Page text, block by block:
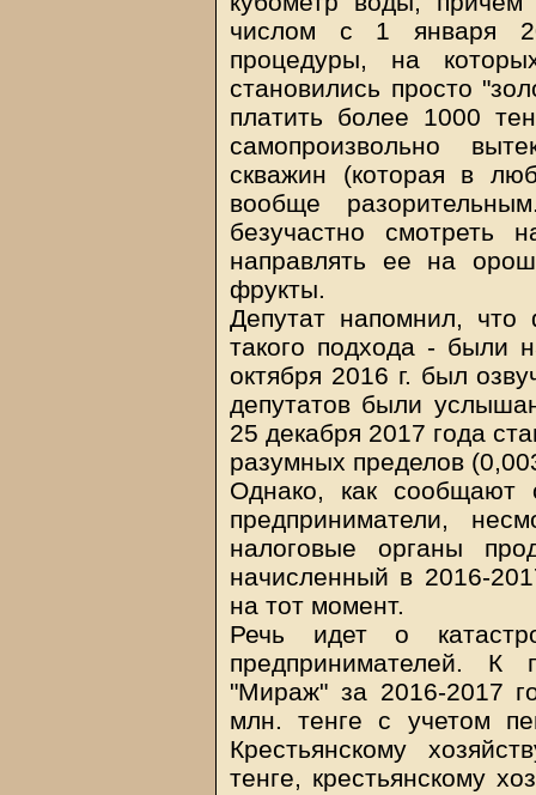
числом с 1 января
процедуры, на
становились просто
платить более 1000
самопроизвольно
скважин (которая в
вообще
безучастно смотреть
направлять ее на
фрукты.
Депутат напомнил, что
такого подхода - были
октября 2016 г. был
депутатов были
25 декабря 2017 года
разумных пределов
Однако, как
предприниматели,
налоговые органы
начисленный в 2016-
на тот момент.
Речь идет о
предпринимателей. К
"Мираж" за 2016-2017
млн. тенге с учетом
Крестьянскому
тенге, крестьянскому